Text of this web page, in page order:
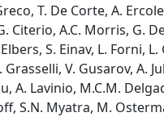
T. De Corte, A.
Citerio, A.C. Morris, G.
S. Einav, L. Forni, L.
Grasselli, V. Gusarov, A.
A. Lavinio, M.C.M.
S.N. Myatra, M.